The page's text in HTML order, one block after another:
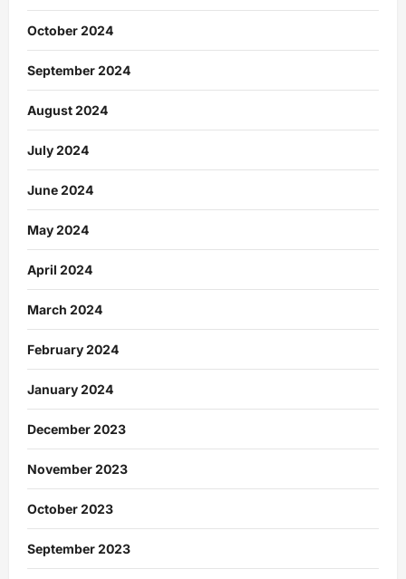
October 2024
September 2024
August 2024
July 2024
June 2024
May 2024
April 2024
March 2024
February 2024
January 2024
December 2023
November 2023
October 2023
September 2023